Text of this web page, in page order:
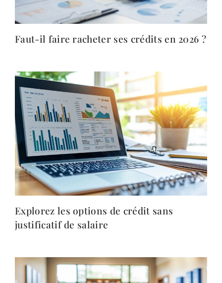
Faut-il faire racheter ses crédits en 2026 ?
Explorez les options de crédit sans
justificatif de salaire